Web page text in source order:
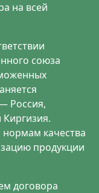
на всей
союза
Россия,
Киргизия.
нормам качества
продукции
договора